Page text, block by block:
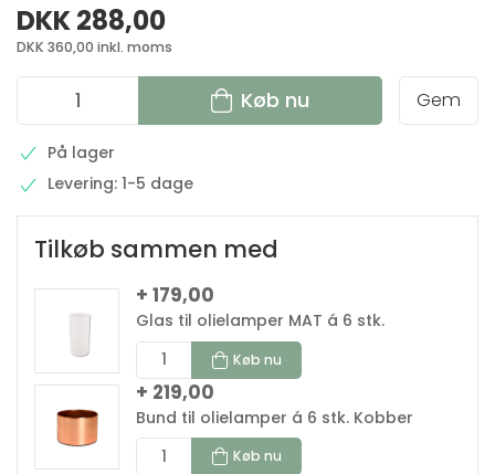
DKK 288,00
DKK 360,00 inkl. moms
Køb nu Gem
På lager
Levering: 1-5 dage
Tilkøb sammen med
+ 179,00
Glas til olielamper MAT á 6 stk.
Køb nu
+ 219,00
Bund til olielamper á 6 stk. Kobber
Køb nu